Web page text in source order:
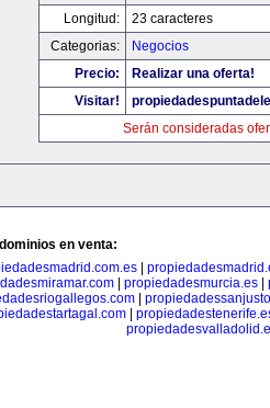
Longitud:
23 caracteres
Categorias:
Negocios
Precio:
Realizar una oferta!
Visitar!
Serán consideradas
en venta:
propiedadesmurcia.es
|
|